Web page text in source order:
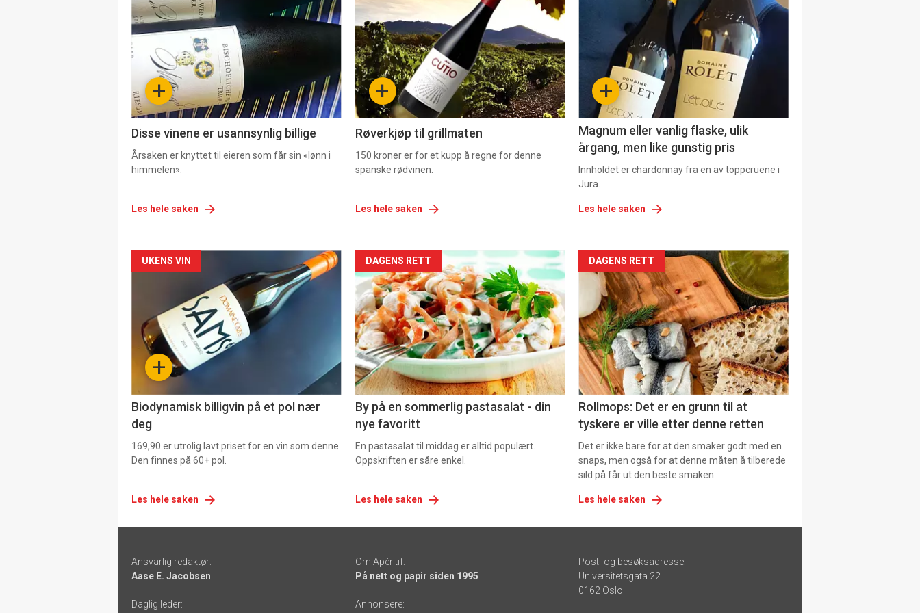
+
Disse vinene er usannsynlig billige
Årsaken er knyttet til eieren som får sin «lønn i
himmelen».
Les hele saken
akkurat
nå
-
2 +
Røverkjøp til grillmaten
150 kroner er for et kupp å regne for denne
spanske rødvinen.
Les hele saken
akkurat
nå
+
Magnum eller vanlig flaske, ulik
årgang, men like gunstig pris
Innholdet er chardonnay fra en av toppcruene i
Jura.
Les hele saken
Forsiden
akkurat
nå
-
+
UKENS VIN
Biodynamisk billigvin på et pol nær
deg
169,90 er utrolig lavt priset for en vin som denne.
Den finnes på 60+ pol.
Les hele saken
Forsiden
akkurat
nå
-
5
DAGENS RETT
By på en sommerlig pastasalat - din
nye favoritt
En pastasalat til middag er alltid populært.
Oppskriften er såre enkel.
Les hele saken
Forsiden
akkurat
nå
-
6
DAGENS RETT
Rollmops: Det er en grunn til at
tyskere er ville etter denne retten
Det er ikke bare for at den smaker godt med en
snaps, men også for at denne måten å tilberede
sild på får ut den beste smaken.
Les hele saken
-
links
Ansvarlig redaktør:
Aase E. Jacobsen
Daglig leder:
Om Apéritif:
På nett og papir siden 1995
Annonsere:
Post- og besøksadresse:
Universitetsgata 22
0162 Oslo